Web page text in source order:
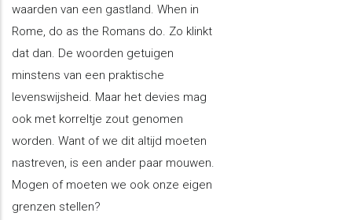
waarden van een gastland. When in
Rome, do as the Romans do. Zo klinkt
dat dan. De woorden getuigen
minstens van een praktische
levenswijsheid. Maar het devies mag
ook met korreltje zout genomen
worden. Want of we dit altijd moeten
nastreven, is een ander paar mouwen.
Mogen of moeten we ook onze eigen
grenzen stellen?